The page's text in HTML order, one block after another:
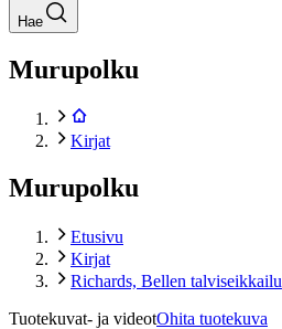
Hae
Murupolku
Kirjat
Murupolku
Etusivu
Kirjat
Richards, Bellen talviseikkailu
Tuotekuvat- ja videotOhita tuotekuva